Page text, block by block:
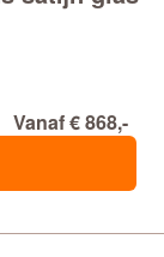
Vanaf € 868,-